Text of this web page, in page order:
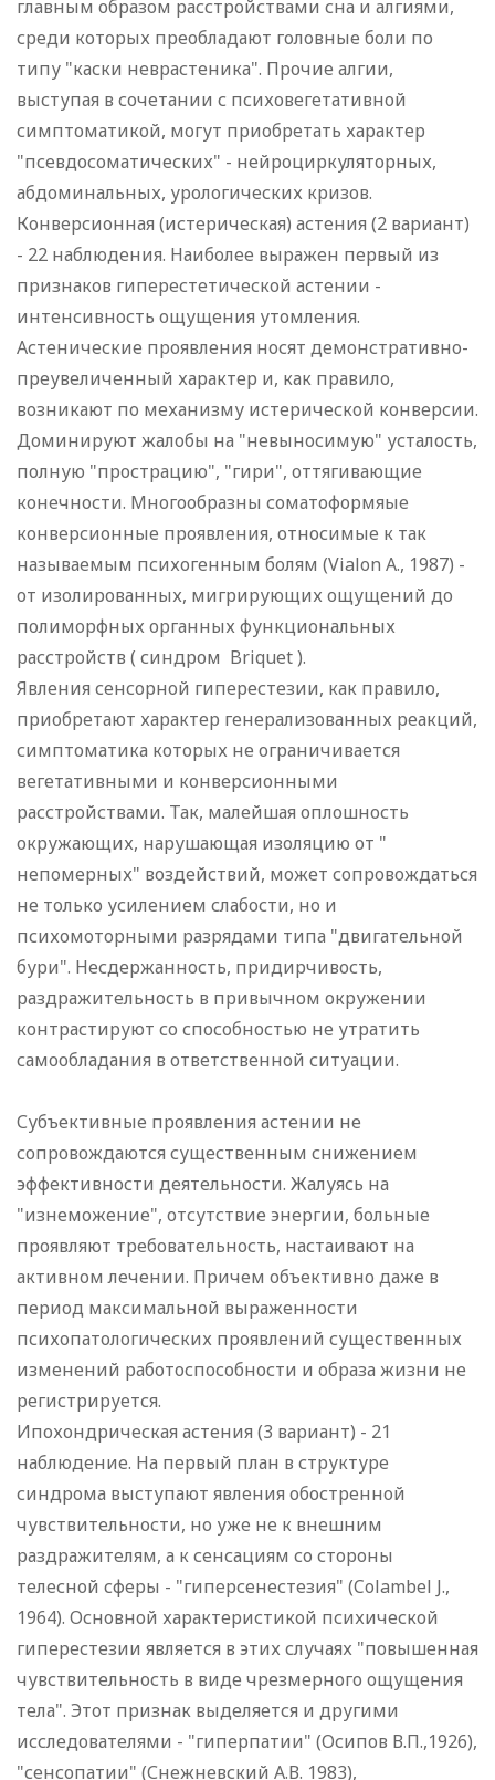
главным образом расстройствами сна и алгиями,
среди которых преобладают головные боли по
типу "каски неврастеника". Прочие алгии,
выступая в сочетании с психовегетативной
симптоматикой, могут приобретать характер
"псевдосоматических" - нейроциркуляторных,
абдоминальных, урологических кризов.
Конверсионная (истерическая) астения (2 вариант)
- 22 наблюдения. Наиболее выражен первый из
признаков гиперестетической астении -
интенсивность ощущения утомления.
Астенические проявления носят демонстративно-
преувеличенный характер и, как правило,
возникают по механизму истерической конверсии.
Доминируют жалобы на "невыносимую" усталость,
полную "прострацию", "гири", оттягивающие
конечности. Многообразны соматоформяые
конверсионные проявления, относимые к так
называемым психогенным болям (Vialon A., 1987) -
от изолированных, мигрирующих ощущений до
полиморфных органных функциональных
расстройств ( синдром Briquet ).
Явления сенсорной гиперестезии, как правило,
приобретают характер генерализованных реакций,
симптоматика которых не ограничивается
вегетативными и конверсионными
расстройствами. Так, малейшая оплошность
окружающих, нарушающая изоляцию от "
непомерных" воздействий, может сопровождаться
не только усилением слабости, но и
психомоторными разрядами типа "двигательной
бури". Несдержанность, придирчивость,
раздражительность в привычном окружении
контрастируют со способностью не утратить
самообладания в ответственной ситуации.
Субъективные проявления астении не
сопровождаются существенным снижением
эффективности деятельности. Жалуясь на
"изнеможение", отсутствие энергии, больные
проявляют требовательность, настаивают на
активном лечении. Причем объективно даже в
период максимальной выраженности
психопатологических проявлений существенных
изменений работоспособности и образа жизни не
регистрируется.
Ипохондрическая астения (3 вариант) - 21
наблюдение. На первый план в структуре
синдрома выступают явления обостренной
чувствительности, но уже не к внешним
раздражителям, а к сенсациям со стороны
телесной сферы - "гиперсенестезия" (Colambel J.,
1964). Основной характеристикой психической
гиперестезии является в этих случаях "повышенная
чувствительность в виде чрезмерного ощущения
тела". Этот признак выделяется и другими
исследователями - "гиперпатии" (Осипов В.П.,1926),
"сенсопатии" (Снежневский А.В. 1983),